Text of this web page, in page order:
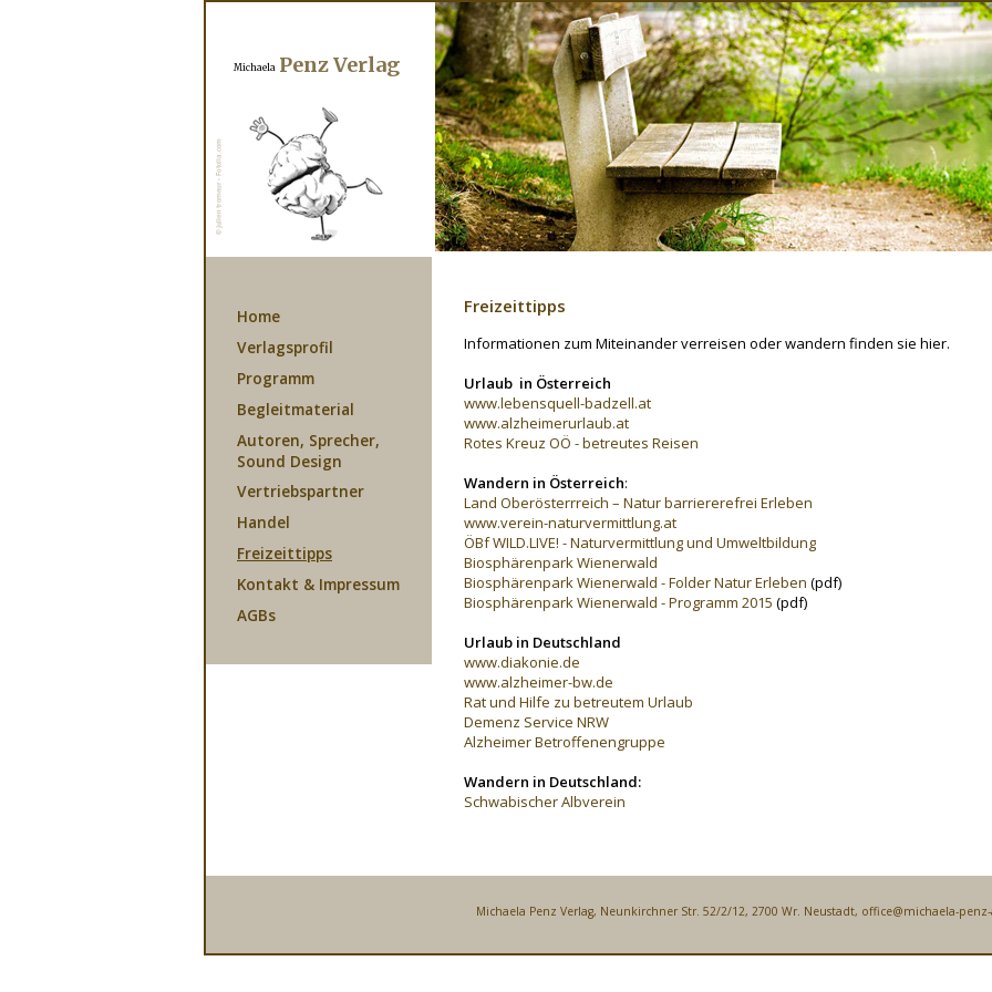
Michaela Penz Verlag
Freizeittipps
Informationen zum Miteinander verreisen oder wandern finden sie hier.
Urlaub in Österreich
www.lebensquell-badzell.at
www.alzheimerurlaub.at
Rotes Kreuz OÖ - betreutes Reisen
Wandern in Österreich:
Land Oberösterrreich – Natur barriererefrei Erleben
www.verein-naturvermittlung.at
ÖBf WILD.LIVE! - Naturvermittlung und Umweltbildung
Biosphärenpark Wienerwald
Biosphärenpark Wienerwald - Folder Natur Erleben (pdf)
Biosphärenpark Wienerwald - Programm 2015 (pdf)
Urlaub in Deutschland
www.diakonie.de
www.alzheimer-bw.de
Rat und Hilfe zu betreutem Urlaub
Demenz Service NRW
Alzheimer Betroffenengruppe
Wandern in Deutschland:
Schwabischer Albverein
Home
Verlagsprofil
Programm
Begleitmaterial
Autoren, Sprecher,
Sound Design
Vertriebspartner
Handel
Freizeittipps
Kontakt & Impressum
AGBs
Michaela Penz Verlag, Neunkirchner Str. 52/2/12, 2700 Wr. Neustadt, office@michaela-